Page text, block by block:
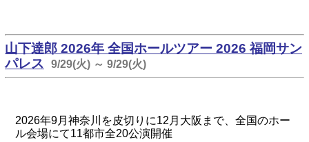
山下達郎 2026年 全国ホールツアー 2026 福岡サン
パレス
9/29(火) ～ 9/29(火)
2026年9月神奈川を皮切りに12月大阪まで、全国のホー
ル会場にて11都市全20公演開催